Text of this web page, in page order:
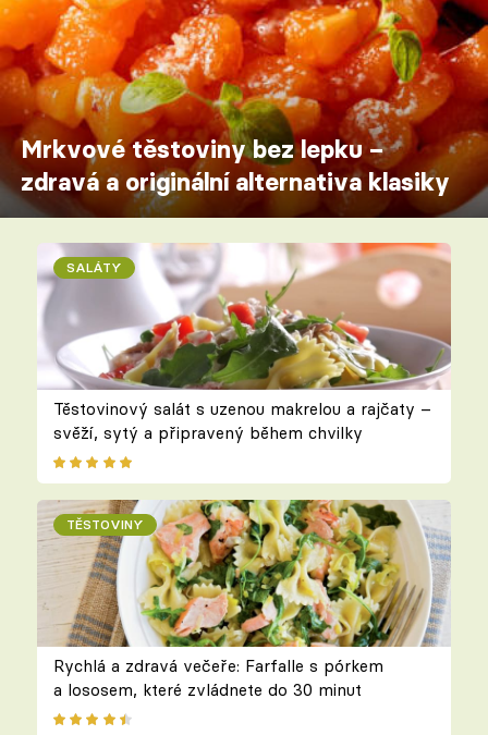
Mrkvové těstoviny bez lepku –
zdravá a originální alternativa klasiky
SALÁTY
Těstovinový salát s uzenou makrelou a rajčaty –
svěží, sytý a připravený během chvilky
TĚSTOVINY
Rychlá a zdravá večeře: Farfalle s pórkem
a lososem, které zvládnete do 30 minut